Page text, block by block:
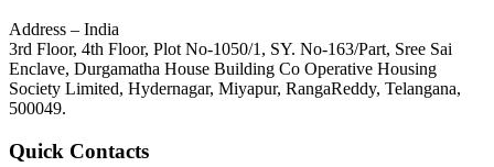
Address – India
3rd Floor, 4th Floor, Plot No-1050/1, SY. No-163/Part, Sree Sai
Enclave, Durgamatha House Building Co Operative Housing
Society Limited, Hydernagar, Miyapur, RangaReddy, Telangana,
500049.
Quick Contacts